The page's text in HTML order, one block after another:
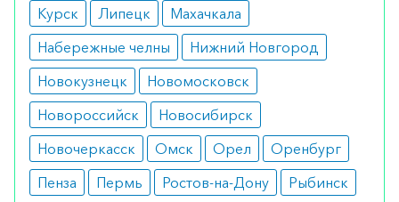
результате медицинского обследования,
остром недостатке выработки гормона роста.
Противопоказания
Генотропин имеет целый ряд
противопоказаний:
ожирение;
критическое состояние на фоне недавно
Курск
Липецк
Махачкала
Набережные челны
Нижний Новгород
Новокузнецк
Новомосковск
Новороссийск
Новосибирск
Новочеркасск
Омск Орел
Оренбург
Пенза
Пермь Ростов-на-Дону
Рыбинск